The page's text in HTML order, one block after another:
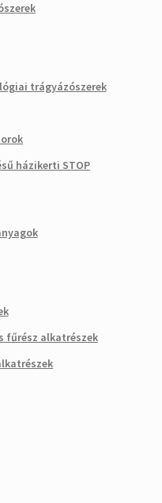
trágyázószerek
házikerti STOP
fűrész alkatrészek